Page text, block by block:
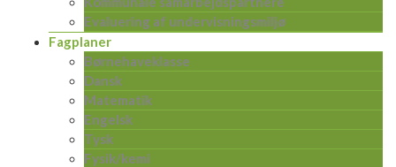
Evaluering af undervisningsmiljø
Fagplaner
Børnehaveklasse
Dansk
Matematik
Engelsk
Tysk
Fysik/kemi